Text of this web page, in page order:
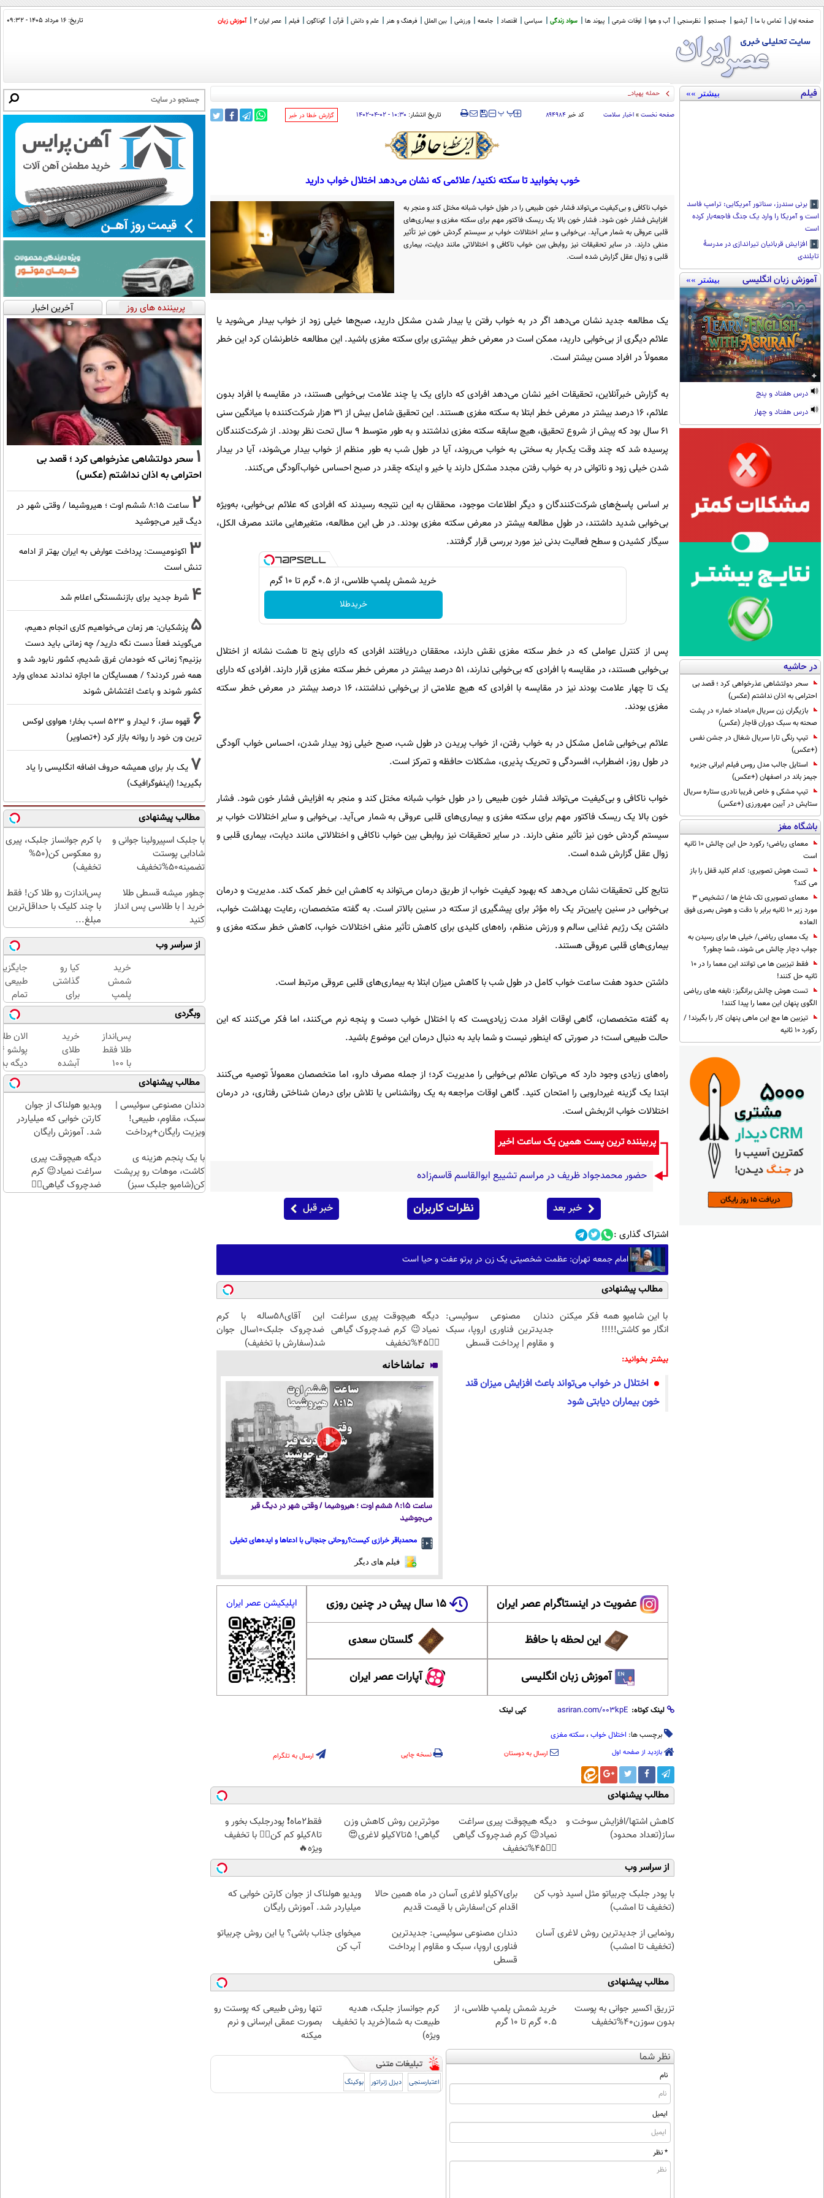
صفحه اول تماس با ما آرشیو جستجو نظرسنجی آب و هوا اوقات شرعی پیوند ها سواد زندگی سیاسی اقتصاد جامعه ورزشی بین الملل فرهنگ و هنر علم و دانش قرآن گوناگون فیلم عصر ایران 2 آموزش زبان تاریخ: ۱۶ مرداد ۱۴۰۵ - ۰۹:۳۲
فیلم بیشتر »»
برنی سندرز، سناتور آمریکایی: ترامپ فاسد
است و آمریکا را وارد یک جنگ فاجعه‌بار کرده
است
افزایش قربانیان تیراندازی در مدرسۀ
تایلندی
آموزش زبان انگلیسی بیشتر »»
درس هفتاد و پنج
درس هفتاد و چهار
در حاشیه
سحر دولتشاهی عذرخواهی کرد ؛ قصد بی
احترامی به اذان نداشتم (عکس)
بازیگران زن سریال «بامداد خمار» در پشت
صحنه به سبک دوران قاجار (عکس)
تیپ رنگی تارا سریال شغال در جشن نفس
(+عکس)
استایل جالب مدل روس فیلم ایرانی جزیره
جیمز باند در اصفهان (+عکس)
تیپ مشکی و خاص فریبا نادری ستاره سریال
ستایش در آیین مهرورزی (+عکس)
باشگاه مغز
معمای ریاضی؛ رکورد حل این چالش 10 ثانیه
است
تست هوش تصویری: کدام کلید قفل را باز
می کند؟
معمای تصویری تک شاخ ها / تشخیص 3
مورد زیر 10 ثانیه برابر با دقت و هوش بصری فوق
العاده
یک معمای ریاضی/ خیلی ها برای رسیدن به
جواب دچار چالش می شوند، شما چطور؟
فقط تیزبین ها می توانند این معما را در 10
ثانیه حل کنند!
تست هوش چالش برانگیز: نابغه های ریاضی
الگوی پنهان این معما را پیدا کنند!
تیزبین ها مچ این ماهی پنهان کار را بگیرند! /
رکورد 10 ثانیه
حمله پهپادی گسترده صنعا به
صفحه نخست » اخبار سلامت کد خبر۸۹۴۹۸۴ ‍‍‍ پپ تاریخ انتشار: ۱۰:۳۰ - ۰۲-۰۴-۱۴۰۲ ‌گزارش خطا در خبر
خوب بخوابید تا سکته نکنید/ علائمی که نشان می‌دهد اختلال خواب دارید
خواب ناکافی و بی‌کیفیت می‌تواند فشار خون طبیعی را در طول خواب شبانه مختل کند و منجر به
افزایش فشار خون شود. فشار خون بالا یک ریسک فاکتور مهم برای سکته مغزی و بیماری‌های
قلبی عروقی به شمار می‌آید. بی‌خوابی و سایر اختلالات خواب بر سیستم گردش خون نیز تأثیر
منفی دارند. در سایر تحقیقات نیز روابطی بین خواب ناکافی و اختلالاتی مانند دیابت، بیماری
قلبی و زوال عقل گزارش شده است.
یک مطالعه جدید نشان می‌دهد اگر در به خواب رفتن یا بیدار شدن مشکل دارید، صبح‌ها خیلی زود از خواب بیدار می‌شوید یا
علائم دیگری از بی‌خوابی دارید، ممکن است در معرض خطر بیشتری برای سکته مغزی باشید. این مطالعه خاطرنشان کرد این خطر
معمولاً در افراد مسن بیشتر است.
به گزارش خبرآنلاین، تحقیقات اخیر نشان می‌دهد افرادی که دارای یک یا چند علامت بی‌خوابی هستند، در مقایسه با افراد بدون
علائم، ۱۶ درصد بیشتر در معرض خطر ابتلا به سکته مغزی هستند. این تحقیق شامل بیش از ۳۱ هزار شرکت‌کننده با میانگین سنی
۶۱ سال بود که پیش از شروع تحقیق، هیچ سابقه سکته مغزی نداشتند و به طور متوسط ۹ سال تحت نظر بودند. از شرکت‌کنندگان
پرسیده شد که چند وقت یک‌بار به سختی به خواب می‌روند، آیا در طول شب به طور منظم از خواب بیدار می‌شوند، آیا در بیدار
شدن خیلی زود و ناتوانی در به خواب رفتن مجدد مشکل دارند یا خیر و اینکه چقدر در صبح احساس خواب‌آلودگی می‌کنند.
بر اساس پاسخ‌های شرکت‌کنندگان و دیگر اطلاعات موجود، محققان به این نتیجه رسیدند که افرادی که علائم بی‌خوابی، به‌ویژه
بی‌خوابی شدید داشتند، در طول مطالعه بیشتر در معرض سکته مغزی بودند. در طی این مطالعه، متغیرهایی مانند مصرف الکل،
سیگار کشیدن و سطح فعالیت بدنی نیز مورد بررسی قرار گرفتند.
خرید شمش پلمپ طلاسی، از ۰.۵ گرم تا ۱۰ گرم
خریدطلا
پس از کنترل عواملی که در خطر سکته مغزی نقش دارند، محققان دریافتند افرادی که دارای پنج تا هشت نشانه از اختلال
بی‌خوابی هستند، در مقایسه با افرادی که بی‌خوابی ندارند، ۵۱ درصد بیشتر در معرض خطر سکته مغزی قرار دارند. افرادی که دارای
یک تا چهار علامت بودند نیز در مقایسه با افرادی که هیچ علامتی از بی‌خوابی نداشتند، ۱۶ درصد بیشتر در معرض خطر سکته
مغزی بودند.
علائم بی‌خوابی شامل مشکل در به خواب رفتن، از خواب پریدن در طول شب، صبح خیلی زود بیدار شدن، احساس خواب آلودگی
در طول روز، اضطراب، افسردگی و تحریک پذیری، مشکلات حافظه و تمرکز است.
خواب ناکافی و بی‌کیفیت می‌تواند فشار خون طبیعی را در طول خواب شبانه مختل کند و منجر به افزایش فشار خون شود. فشار
خون بالا یک ریسک فاکتور مهم برای سکته مغزی و بیماری‌های قلبی عروقی به شمار می‌آید. بی‌خوابی و سایر اختلالات خواب بر
سیستم گردش خون نیز تأثیر منفی دارند. در سایر تحقیقات نیز روابطی بین خواب ناکافی و اختلالاتی مانند دیابت، بیماری قلبی و
زوال عقل گزارش شده است.
نتایج کلی تحقیقات نشان می‌دهد که بهبود کیفیت خواب از طریق درمان می‌تواند به کاهش این خطر کمک کند. مدیریت و درمان
بی‌خوابی در سنین پایین‌تر یک راه مؤثر برای پیشگیری از سکته در سنین بالاتر است. به گفته متخصصان، رعایت بهداشت خواب،
داشتن یک رژیم غذایی سالم و ورزش منظم، راه‌های کلیدی برای کاهش تأثیر منفی اختلالات خواب، کاهش خطر سکته مغزی و
بیماری‌های قلبی عروقی هستند.
داشتن حدود هفت ساعت خواب کامل در طول شب با کاهش میزان ابتلا به بیماری‌های قلبی عروقی مرتبط است.
به گفته متخصصان، گاهی اوقات افراد مدت زیادی‌ست که با اختلال خواب دست و پنجه نرم می‌کنند، اما فکر می‌کنند که این
حالت طبیعی است؛ در صورتی که اینطور نیست و شما باید به دنبال درمان این موضوع باشید.
راه‌های زیادی وجود دارد که می‌توان علائم بی‌خوابی را مدیریت کرد؛ از جمله مصرف دارو، اما متخصصان معمولاً توصیه می‌کنند
ابتدا یک گزینه غیردارویی را امتحان کنید. گاهی اوقات مراجعه به یک روانشناس یا تلاش برای درمان شناختی رفتاری، در درمان
اختلالات خواب اثربخش است.
پربیننده ترین پست همین یک ساعت اخیر
حضور محمدجواد ظریف در مراسم تشییع ابوالقاسم قاسم‌زاده
خبر بعد نظرات کاربران خبر قبل
اشتراک گذاری :
امام جمعه تهران: عظمت شخصیتی یک زن در پرتو عفت و حیا است
مطالب پیشنهادی
با این شامپو همه فکر میکنن
انگار مو کاشتی!!!!!
دندان مصنوعی سوئیسی:
جدیدترین فناوری اروپا، سبک
و مقاوم | پرداخت قسطی
دیگه هیچوقت پیری سراغت
نمیاد😉 کرم ضدچروک گیاهی
👈🏻45%تخفیف
این آقای58ساله با کرم
ضدچروک جلبک10سال جوان
شد(سفارش با تخفیف)
بیشتر بخوانید:
اختلال در خواب می‌تواند باعث افزایش میزان قند
خون بیماران دیابتی شود
تماشاخانه
ساعت ۸:۱۵ ششم اوت ؛ هیروشیما / وقتی شهر در دیگ قیر
می‌جوشید
محمدباقر خرازی کیست؟روحانی جنجالی با ادعاها و ایده‌های تخیلی
فیلم های دیگر
عضویت در اینستاگرام عصر ایران ۱۵ سال پیش در چنین روزی
این لحظه با حافظ گلستان سعدی
آموزش زبان انگلیسی آپارات عصر ایران
اپلیکیشن عصر ایران
لینک کوتاه: کپی لینک
برچسب ها: اختلال خواب ، سکته مغزی
بازدید از صفحه اول ارسال به دوستان نسخه چاپی ارسال به تلگرام
مطالب پیشنهادی
کاهش اشتها/افزایش سوخت و
ساز(تعداد محدود)
دیگه هیچوقت پیری سراغت
نمیاد😉 کرم ضدچروک گیاهی
👈🏻45%تخفیف
موثرترین روش کاهش وزن
گیاهی! 5تا۷کیلو لاغری😍
فقط2ماه❗ پودرجلبک بخور و
تا8کیلو کم کن👌🏻 با تخفیف
ویژه🔥
از سراسر وب
با پودر جلبک چربیاتو مثل اسید ذوب کن
(تخفیف تا امشب)
برای7کیلو لاغری آسان در ماه همین حالا
اقدام کن!سفارش با قیمت قدیم
ویدیو هولناک از جوان کارتن خوابی که
میلیاردر شد. آموزش رایگان
رونمایی از جدیدترین روش لاغری آسان
(تخفیف تا امشب)
دندان مصنوعی سوئیسی: جدیدترین
فناوری اروپا، سبک و مقاوم | پرداخت
قسطی
میخوای جذاب باشی؟ یا این روش چربیاتو
آب کن
مطالب پیشنهادی
تزریق اکسیر جوانی به پوست
بدون سوزن40%تخفیف
خرید شمش پلمپ طلاسی، از
۰.۵ گرم تا ۱۰ گرم
کرم جوانساز جلبک، هدیه
طبیعت به شما(خرید با تخفیف
ویژه)
تنها روش طبیعی که پوستت رو
بصورت عمقی ابرسانی و نرم
میکنه
نظر شما
نام
ایمیل
* نظر
اعتبارسنجی دیزل ژنراتور بوکینگ
پربیننده های روز آخرین اخبار
1 سحر دولتشاهی عذرخواهی کرد ؛ قصد بی
احترامی به اذان نداشتم (عکس)
2
ساعت ۸:۱۵ ششم اوت ؛ هیروشیما / وقتی شهر در
دیگ قیر می‌جوشید
3 اکونومیست: پرداخت عوارض به ایران بهتر از ادامه
تنش است
4 شرط جدید برای بازنشستگی اعلام شد
5 پزشکیان: هر زمان می‌خواهیم کاری انجام دهیم،
می‌گویند فعلاً دست نگه دارید/ چه زمانی باید دست
بزنیم؟ زمانی که خودمان غرق شدیم، کشور نابود شد و
همه ضرر کردند؟ / همسایگان ما اجازه ندادند عده‌ای وارد
کشور شوند و باعث اغتشاش شوند
6
قهوه ساز، 6 لیدار و 523 اسب بخار؛ هواوی لوکس
ترین ون خود را روانه بازار کرد (+تصاویر)
7 یک بار برای همیشه حروف اضافه انگلیسی را یاد
بگیرید! (اینفوگرافیک)
مطالب پیشنهادی
با جلبک اسپیرولینا جوانی و
شادابی پوستت
تضمینه50%تخفیف
با کرم جوانساز جلبک، پیری
رو معکوس کن(50%
تخفیف)
چطور میشه قسطی طلا
خرید | با طلاسی پس انداز
کنید
پس‌اندازت رو طلا کن! فقط
با چند کلیک با حداقل‌ترین
مبلغ...
از سراسر وب
خرید
شمش
پلمپ
طلاسی،
از ۰.۵
گرم تا
۱۰ گرم
کیا رو
گذاشتی
برای
فروش
؟ با
سریع
بفروش
طبیعی
تمام
روش
های
تهاجمی
رویش
مو
وبگردی
پس‌انداز
طلا فقط
با ۱۰۰
هزارتومان
(امن و
راحت)
خرید
طلای
آبشده
حتی با
۱۰۰هزارتومان
الان
دیگه
طلا با
بی‌بهره
مطالب پیشنهادی
دندان مصنوعی سوئیسی |
سبک، مقاوم، طبیعی!
ویزیت رایگان+پرداخت
ویدیو هولناک از جوان
کارتن خوابی که میلیاردر
شد. آموزش رایگان
با یک پنجم هزینه ی
کاشت، موهات رو پرپشت
کن(شامپو جلبک سبز)
دیگه هیچوقت پیری
سراغت نمیاد😉 کرم
ضدچروک گیاهی👈🏻